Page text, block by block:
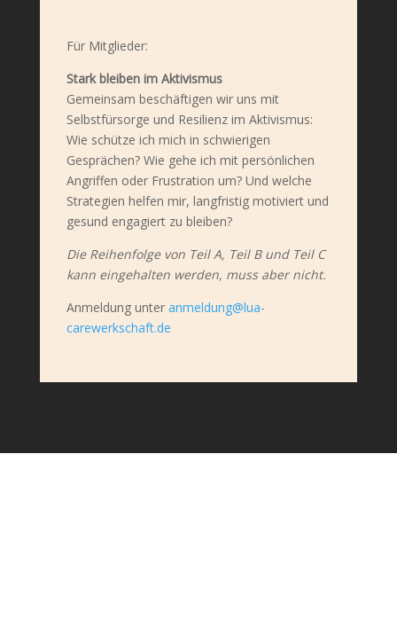
Für Mitglieder:
Stark bleiben im Aktivismus
Gemeinsam beschäftigen wir uns mit
Selbstfürsorge und Resilienz im Aktivismus:
Wie schütze ich mich in schwierigen
Gesprächen? Wie gehe ich mit persönlichen
Angriffen oder Frustration um? Und welche
Strategien helfen mir, langfristig motiviert und
gesund engagiert zu bleiben?
Die Reihenfolge von Teil A, Teil B und Teil C
kann eingehalten werden, muss aber nicht.
Anmeldung unter anmeldung@lua-
carewerkschaft.de